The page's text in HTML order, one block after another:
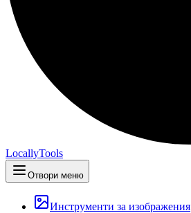
LocallyTools
Отвори меню
Инструменти за изображения